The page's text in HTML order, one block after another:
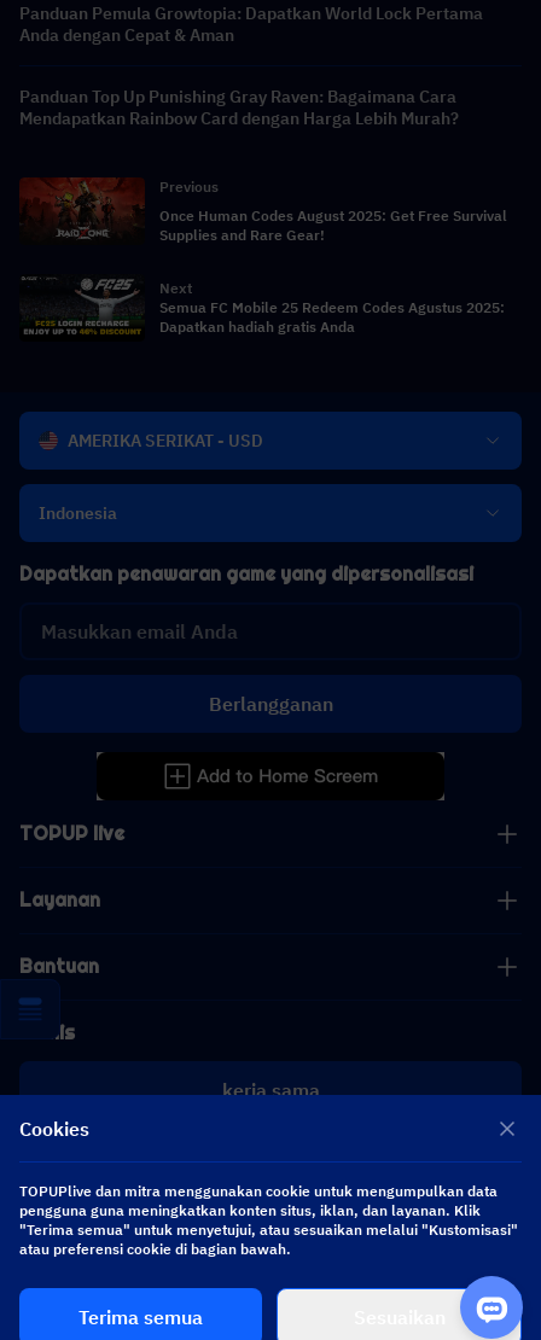
Panduan Pemula Growtopia: Dapatkan World Lock Pertama
Anda dengan Cepat & Aman
Panduan Top Up Punishing Gray Raven: Bagaimana Cara
Mendapatkan Rainbow Card dengan Harga Lebih Murah?
Previous
Once Human Codes August 2025: Get Free Survival
Supplies and Rare Gear!
Next
Semua FC Mobile 25 Redeem Codes Agustus 2025:
Dapatkan hadiah gratis Anda
AMERIKA SERIKAT - USD
Indonesia
TOPUP live
Layanan
Bantuan
Bisnis
kerja sama
[email protected]
Dapatkan penawaran game yang dipersonalisasi
Berlangganan
Ikuti kami
Copyright 2026 SEA WHALE TECHNOLOGY PTE.LTD. All Rights Reserved.
Cookies
TOPUPlive dan mitra menggunakan cookie untuk mengumpulkan data
pengguna guna meningkatkan konten situs, iklan, dan layanan. Klik
"Terima semua" untuk menyetujui, atau sesuaikan melalui "Kustomisasi"
atau preferensi cookie di bagian bawah.
Terima semua